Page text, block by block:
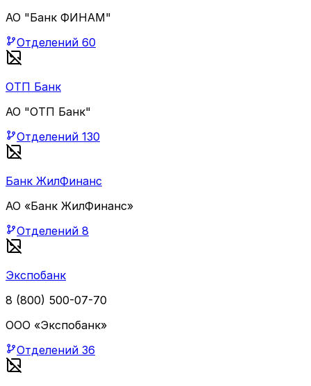
АО "Банк ФИНАМ"
Отделений 60
ОТП Банк
АО "ОТП Банк"
Отделений 130
Банк ЖилФинанс
АО «Банк ЖилФинанс»
Отделений 8
Экспобанк
8 (800) 500-07-70
ООО «Экспобанк»
Отделений 36